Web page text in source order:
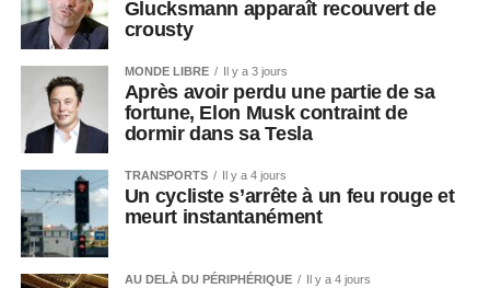
Glucksmann apparaît recouvert de
crousty
MONDE LIBRE Il y a 3 jours
Après avoir perdu une partie de sa
fortune, Elon Musk contraint de
dormir dans sa Tesla
TRANSPORTS Il y a 4 jours
Un cycliste s’arrête à un feu rouge et
meurt instantanément
AU DELÀ DU PÉRIPHÉRIQUE Il y a 4 jours